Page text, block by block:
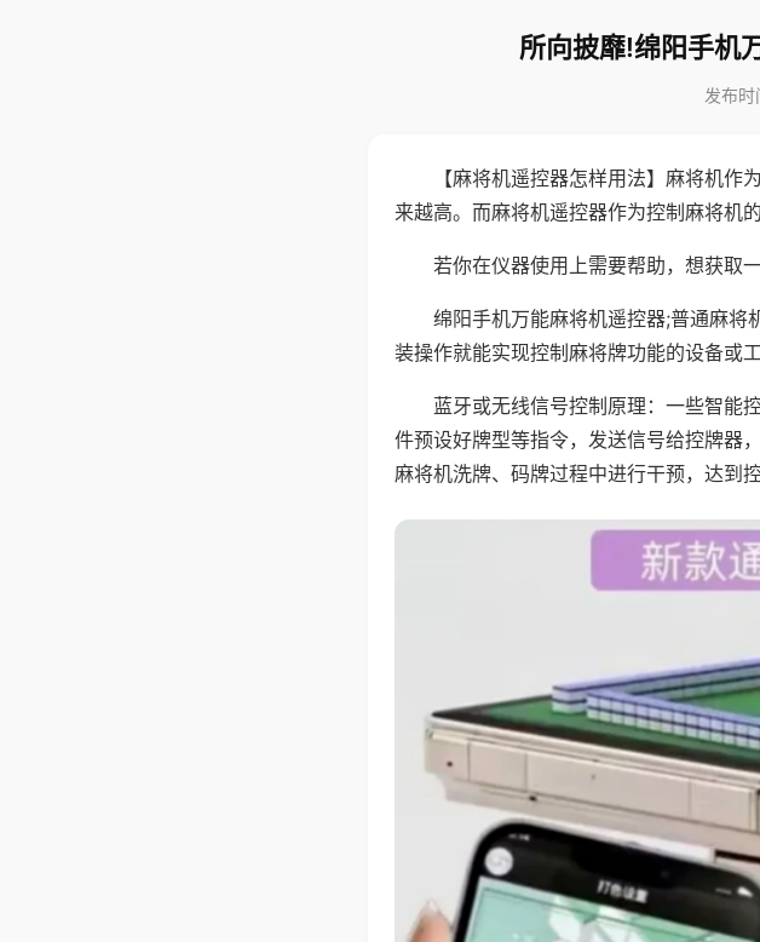
所向披靡!绵阳手机
发布
【麻将机遥控器怎样用法】麻将机
来越高。而麻将机遥控器作为控制麻将机
若你在仪器使用上需要帮助，想获取
绵阳手机万能麻将机遥控器;普通麻将
装操作就能实现控制麻将牌功能的设备或工
蓝牙或无线信号控制原理：一些智能
件预设好牌型等指令，发送信号给控牌器
麻将机洗牌、码牌过程中进行干预，达到控